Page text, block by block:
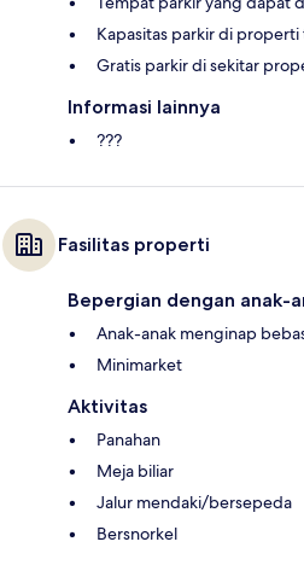
Kapasitas parkir di
Gratis parkir di sekitar
Informasi lainnya
???
Fasilitas properti
Bepergian dengan anak-
Anak-anak menginap
Minimarket
Aktivitas
Panahan
Meja biliar
Jalur mendaki/bersepeda
Bersnorkel